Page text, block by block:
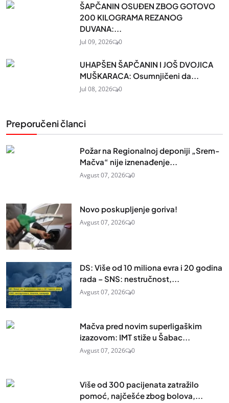
ŠAPČANIN OSUĐEN ZBOG GOTOVO
200 KILOGRAMA REZANOG
DUVANA:...
Jul 09, 2026 0
UHAPŠEN ŠAPČANIN I JOŠ DVOJICA
MUŠKARACA: Osumnjičeni da...
Jul 08, 2026 0
Preporučeni članci
Požar na Regionalnoj deponiji „Srem-
Mačva“ nije iznenađenje...
Avgust 07, 2026 0
Novo poskupljenje goriva!
Avgust 07, 2026 0
DS: Više od 10 miliona evra i 20 godina
rada – SNS: nestručnost,...
Avgust 07, 2026 0
Mačva pred novim superligaškim
izazovom: IMT stiže u Šabac...
Avgust 07, 2026 0
Više od 300 pacijenata zatražilo
pomoć, najčešće zbog bolova,...